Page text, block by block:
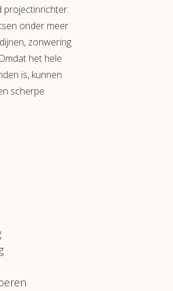
projectinrichter.
onder meer
zonwering
het hele
is, kunnen
scherpe